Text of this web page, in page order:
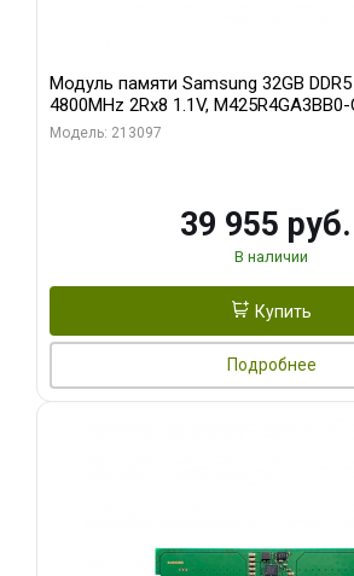
Модуль памяти Samsung 32GB DDR5
4800MHz 2Rx8 1.1V, M425R4GA3BB0-
Модель: 213097
39 955 руб.
В наличии
Купить
Подробнее